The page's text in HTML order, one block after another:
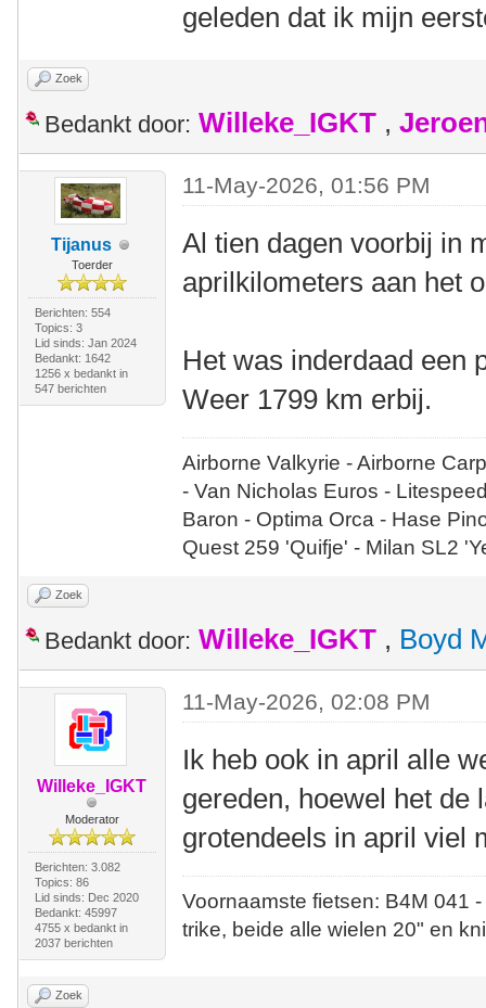
geleden dat ik mijn
Zoek
Bedankt door: Willeke_IGKT ,
Tijanus
Toerder
Berichten: 554
Topics: 3
Lid sinds: Jan 2024
Bedankt: 1642
1256 x bedankt in
547 berichten
11-May-2026, 01:56 PM
Al tien dagen voorbij in
aprilkilometers aan het
Het was inderdaad een
Weer 1799 km erbij.
Airborne Valkyrie - Airborne
- Van Nicholas Euros -
Baron - Optima Orca - Hase
Quest 259 'Quifje' - Milan SL2
Zoek
Bedankt door: Willeke_IGKT , Boyd
Willeke_IGKT
Moderator
Berichten: 3.082
Topics: 86
Lid sinds: Dec 2020
Bedankt: 45997
4755 x bedankt in
2037 berichten
11-May-2026, 02:08 PM
Ik heb ook in april alle
gereden, hoewel het de
grotendeels in april viel
Voornaamste fietsen: B4M
trike, beide alle wielen 20" en
Zoek